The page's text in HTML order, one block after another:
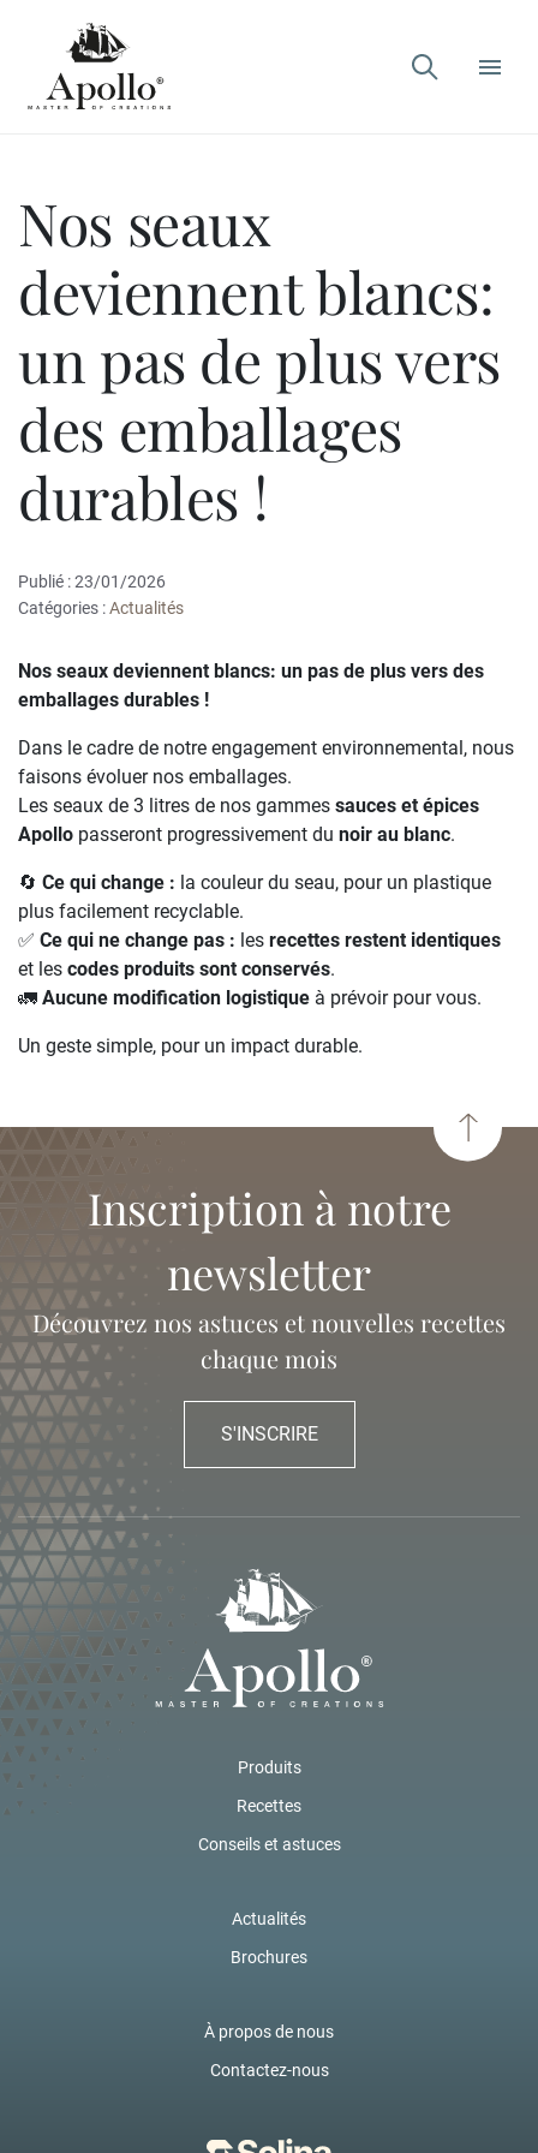

Nos seaux
deviennent blancs:
un pas de plus vers
des emballages
durables !
Publié : 23/01/2026
Catégories :Actualités
Nos seaux deviennent blancs: un pas de plus vers des
emballages durables !
Dans le cadre de notre engagement environnemental, nous
faisons évoluer nos emballages.
Les seaux de 3 litres de nos gammes sauces et épices
Apollo passeront progressivement du noir au blanc.
🔄 Ce qui change : la couleur du seau, pour un plastique
plus facilement recyclable.
✅ Ce qui ne change pas : les recettes restent identiques
et les codes produits sont conservés.
🚛 Aucune modification logistique à prévoir pour vous.
Un geste simple, pour un impact durable.
Inscription à notre
newsletter
Découvrez nos astuces et nouvelles recettes
chaque mois
S'INSCRIRE
Produits
Recettes
Conseils et astuces
Actualités
Brochures
À propos de nous
Contactez-nous